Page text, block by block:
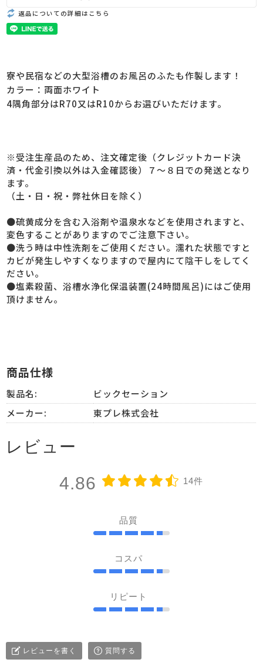
返品についての詳細はこちら
寮や民宿などの大型浴槽のお風呂のふたも作製します！
カラー：両面ホワイト
4隅角部分はR70又はR10からお選びいただけます。
※受注生産品のため、注文確定後（クレジットカード決
済・代金引換以外は入金確認後）７～８日での発送となり
ます。
（土・日・祝・弊社休日を除く）
●硫黄成分を含む入浴剤や温泉水などを使用されますと、
変色することがありますのでご注意下さい。
●洗う時は中性洗剤をご使用ください。濡れた状態ですと
カビが発生しやすくなりますので屋内にて陰干しをしてく
ださい。
●塩素殺菌、浴槽水浄化保温装置(24時間風呂)にはご使用
頂けません。
商品仕様
製品名:
ビックセーション
メーカー:
東プレ株式会社
レビュー
4.86 14件
品質
コスパ
リピート
レビューを書く 質問する